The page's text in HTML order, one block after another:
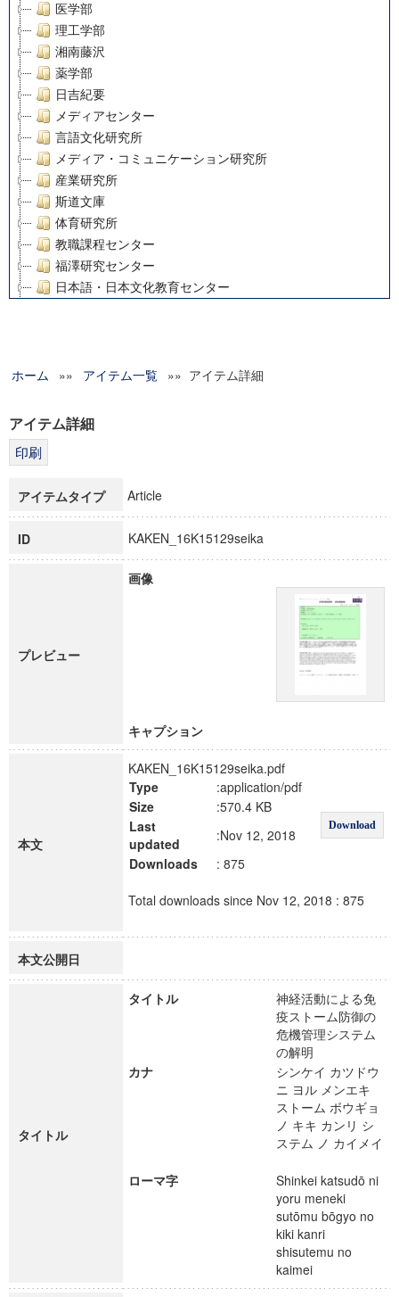
医学部
理工学部
湘南藤沢
薬学部
日吉紀要
メディアセンター
言語文化研究所
メディア・コミュニケーション研究所
産業研究所
斯道文庫
体育研究所
教職課程センター
福澤研究センター
日本語・日本文化教育センター
グローバルリサーチインスティテュート
科学研究費補助金研究成果報告書
博士課程教育リーディングプログラム「超成熟社会発展のサ
ホーム »» アイテム一覧 »» アイテム詳細
アイテム詳細
アイテムタイプ Article
ID KAKEN_16K15129seika
プレビュー
画像
キャプション
本文
KAKEN_16K15129seika.pdf
Type
:application/pdf
Download
Size
:570.4 KB
Last
updated
:Nov 12, 2018
Downloads
: 875
Total downloads since Nov 12, 2018 : 875
本文公開日
タイトル
タイトル
神経活動による免
疫ストーム防御の
危機管理システム
の解明
カナ
シンケイ カツドウ
ニ ヨル メンエキ
ストーム ボウギョ
ノ キキ カンリ シ
ステム ノ カイメイ
ローマ字
Shinkei katsudō ni
yoru meneki
sutōmu bōgyo no
kiki kanri
shisutemu no
kaimei